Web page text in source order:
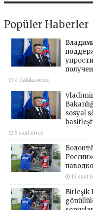
Popüler Haberler
4 dakika önce
Vladimir
sosyal
5 saat önce
12 saat
Birleşik